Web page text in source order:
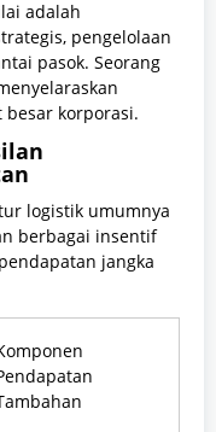
adalah
pengelolaan
pasok. Seorang
korporasi.
logistik umumnya
berbagai insentif
jangka